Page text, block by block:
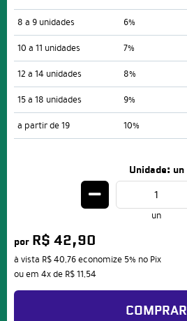
8 a 9 unidades
6%
10 a 11 unidades
7%
12 a 14 unidades
8%
15 a 18 unidades
9%
a partir de 19
10%
Unidade: un
un
por R$ 42,90
à vista R$ 40,76economize 5% no Pix
ou em 4xde R$ 11,54
COMPRAR